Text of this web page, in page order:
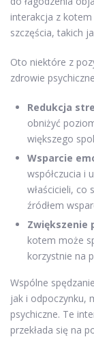
interakcja z
szczęścia, takich
Oto niektóre z
zdrowie
Redukcja
obniżyć
większego
Wsparcie
współczucia i
właścicieli, co
źródłem
Zwiększenie
kotem może
korzystnie na
Wspólne
jak i odpoczynku,
psychiczne. Te
przekłada się na